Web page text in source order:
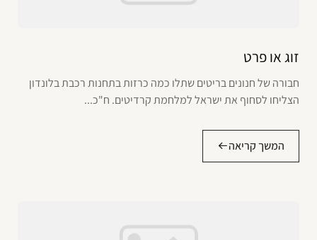
זוג או פרט
חבורה של חנונים בריטים שתלו כמה כרזות בתחנות רכבת בלונדון
הצליחו לסחוף את ישראל למלחמת קרדיטים. ח"כ...
המשך קריאה